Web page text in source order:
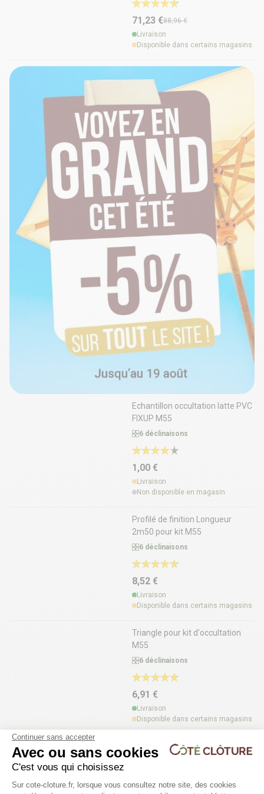
AVEC NOUS C’EST FACILE
Configurez votre clôture en quelques clics et
71,23 €88,96 €
Livraison
Disponible dans certains magasins
Echantillon occultation latte PVC
FIXUP M55
6 déclinaisons
1,00 €
Livraison
Non disponible en magasin
Profilé de finition Longueur
2m50 pour kit M55
6 déclinaisons
8,52 €
Livraison
Disponible dans certains magasins
Triangle pour kit d'occultation
M55
6 déclinaisons
6,91 €
Livraison
Disponible dans certains magasins
Continuer sans accepter
Avec ou sans cookies
C'est vous qui choisissez
Plateforme de Gestion du
Sur cote-cloture.fr, lorsque vous consultez notre site, des cookies